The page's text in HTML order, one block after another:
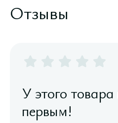
Отзывы
У этого
первым!